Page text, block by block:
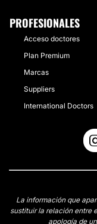
PROFESIONALES
Acceso doctores
Plan Premium
Marcas
Suppliers
International Doctors
La información que
sustituir la relación entre
apología de